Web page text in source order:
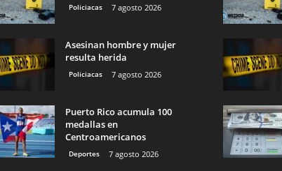
Policiacas 7 agosto 2026
Asesinan hombre y mujer
resulta herida
Policiacas 7 agosto 2026
Puerto Rico acumula 100
medallas en
Centroamericanos
Deportes 7 agosto 2026